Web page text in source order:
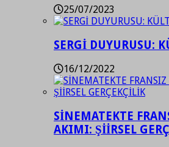
25/07/2023
SERGİ DUYURUSU:
16/12/2022
SİNEMATEKTE
AKIMI: ŞİİRSEL